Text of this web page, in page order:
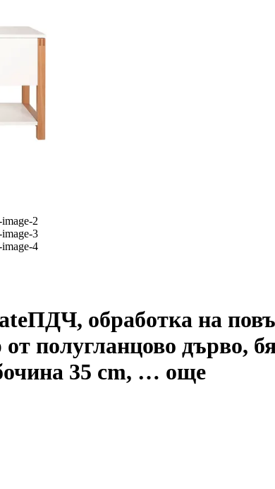
ПДЧ, oбработка на
от полугланцово дърво,
35 cm, … още